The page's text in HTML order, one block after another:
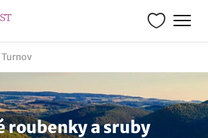
Turnov
roubenky a sruby